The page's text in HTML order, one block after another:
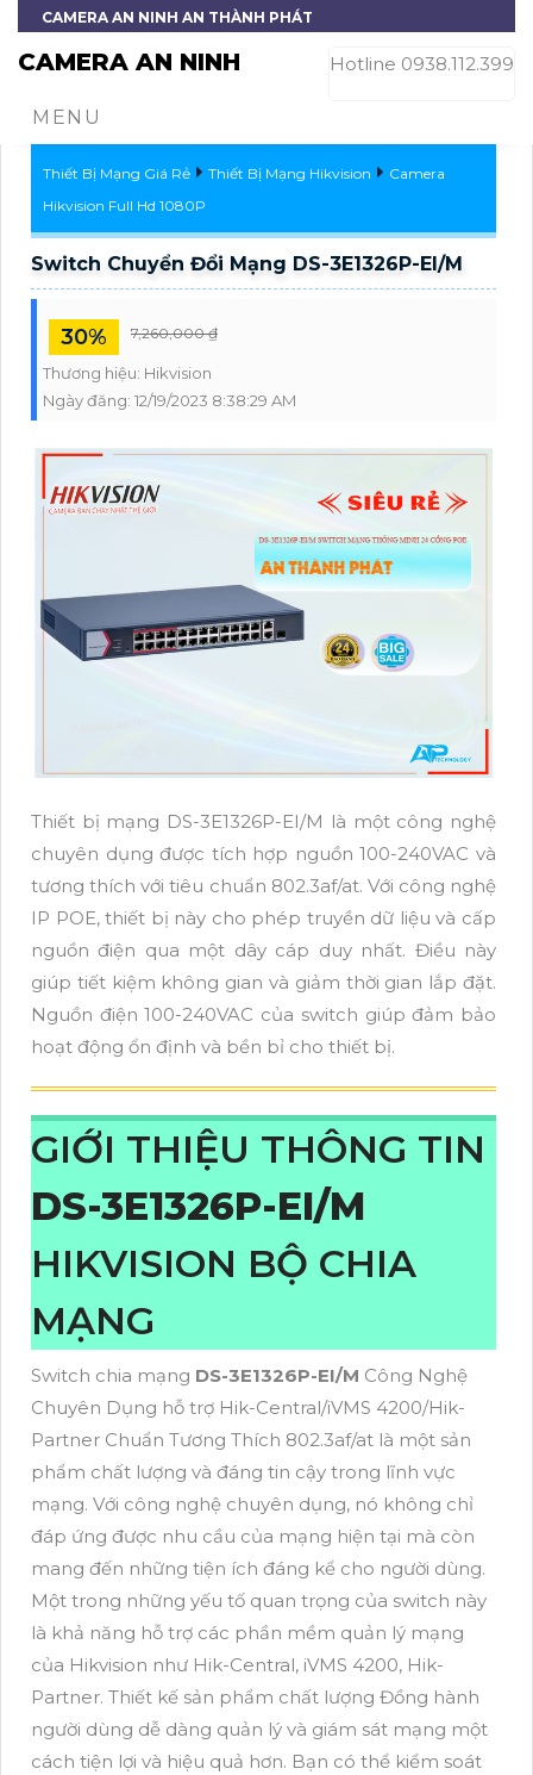
CAMERA AN NINH AN THÀNH PHÁT
CAMERA AN NINH Hotline 0938.112.399
MENU
Thiết Bị Mạng Giá Rẻ Thiết Bị Mạng Hikvision
Camera
Hikvision Full Hd 1080P
Switch Chuyển Đổi Mạng DS-3E1326P-EI/M
30% 7,260,000 ₫
Thương hiệu: Hikvision
Ngày đăng: 12/19/2023 8:38:29 AM
Thiết bị mạng DS-3E1326P-EI/M là một công nghệ
chuyên dụng được tích hợp nguồn 100-240VAC và
tương thích với tiêu chuẩn 802.3af/at. Với công nghệ
IP POE, thiết bị này cho phép truyền dữ liệu và cấp
nguồn điện qua một dây cáp duy nhất. Điều này
giúp tiết kiệm không gian và giảm thời gian lắp đặt.
Nguồn điện 100-240VAC của switch giúp đảm bảo
hoạt động ổn định và bền bỉ cho thiết bị.
GIỚI THIỆU THÔNG TIN
DS-3E1326P-EI/M
HIKVISION BỘ CHIA
MẠNG
Switch chia mạng DS-3E1326P-EI/M Công Nghệ
Chuyên Dụng hỗ trợ Hik-Central/iVMS 4200/Hik-
Partner Chuẩn Tương Thích 802.3af/at là một sản
phẩm chất lượng và đáng tin cậy trong lĩnh vực
mạng. Với công nghệ chuyên dụng, nó không chỉ
đáp ứng được nhu cầu của mạng hiện tại mà còn
mang đến những tiện ích đáng kể cho người dùng.
Một trong những yếu tố quan trọng của switch này
là khả năng hỗ trợ các phần mềm quản lý mạng
của Hikvision như Hik-Central, iVMS 4200, Hik-
Partner. Thiết kế sản phẩm chất lượng Đồng hành
người dùng dễ dàng quản lý và giám sát mạng một
cách tiện lợi và hiệu quả hơn. Bạn có thể kiểm soát